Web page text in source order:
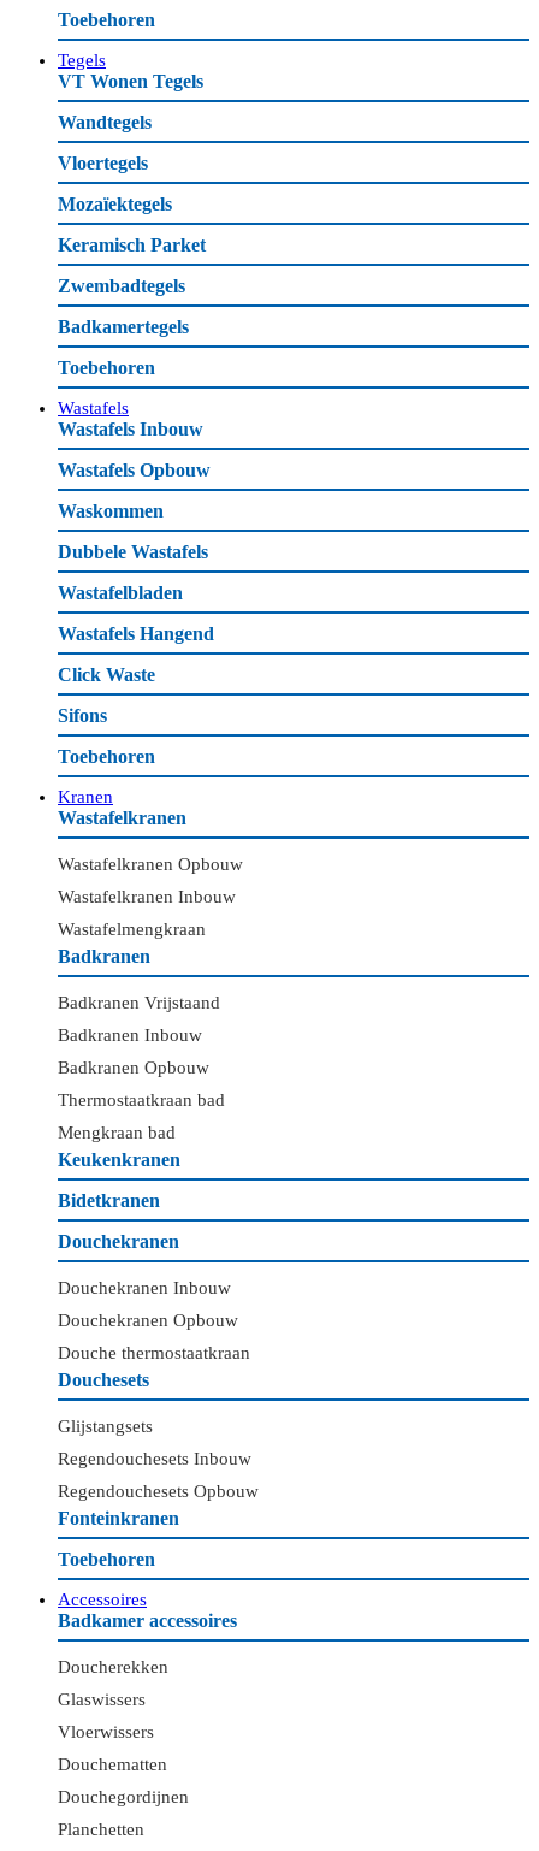
Toebehoren
Tegels
VT Wonen Tegels
Wandtegels
Vloertegels
Mozaïektegels
Keramisch Parket
Zwembadtegels
Badkamertegels
Toebehoren
Wastafels
Wastafels Inbouw
Wastafels Opbouw
Waskommen
Dubbele Wastafels
Wastafelbladen
Wastafels Hangend
Click Waste
Sifons
Toebehoren
Kranen
Wastafelkranen
Wastafelkranen Opbouw
Wastafelkranen Inbouw
Wastafelmengkraan
Badkranen
Badkranen Vrijstaand
Badkranen Inbouw
Badkranen Opbouw
Thermostaatkraan bad
Mengkraan bad
Keukenkranen
Bidetkranen
Douchekranen
Douchekranen Inbouw
Douchekranen Opbouw
Douche thermostaatkraan
Douchesets
Glijstangsets
Regendouchesets Inbouw
Regendouchesets Opbouw
Fonteinkranen
Toebehoren
Accessoires
Badkamer accessoires
Doucherekken
Glaswissers
Vloerwissers
Douchematten
Douchegordijnen
Planchetten